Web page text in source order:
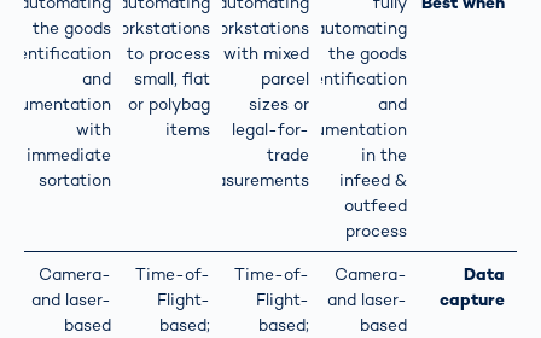
automating
the goods
identification
and
documentation
in the
infeed &
outfeed
process
workstations
with mixed
parcel
sizes or
legal-for-
trade
measurements
workstations
to process
small, flat
or polybag
items
the goods
identification
and
with
immediate
sortation
Data
capture
Camera-
and laser-
based
Time-of-
Flight-
based;
Time-of-
Flight-
based;
Camera-
and laser-
based